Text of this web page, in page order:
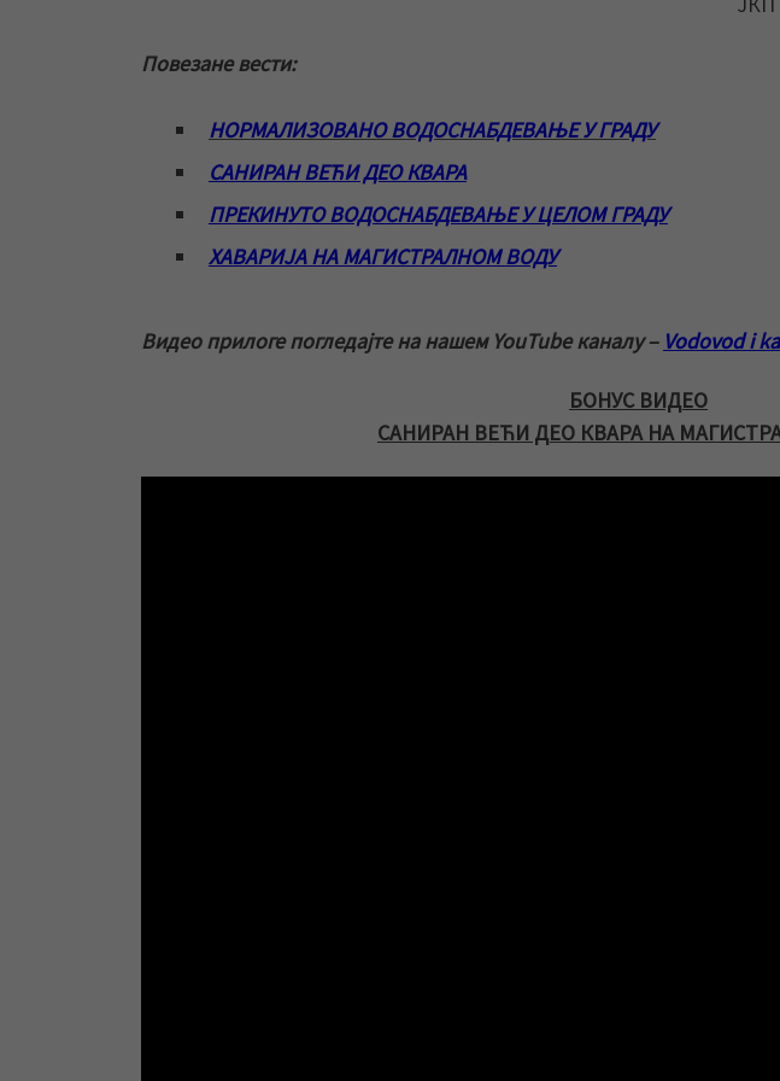
Повезане вести:
НОРМАЛИЗОВАНО ВОДОСНАБДЕВАЊЕ У ГРАДУ
САНИРАН ВЕЋИ ДЕО КВАРА
ПРЕКИНУТО ВОДОСНАБДЕВАЊЕ У ЦЕЛОМ ГРАДУ
ХАВАРИЈА НА МАГИСТРАЛНОМ ВОДУ
Видео прилоге погледајте на нашем YouTube каналу – Vodovod i
БОНУС ВИДЕО
САНИРАН ВЕЋИ ДЕО КВАРА НА